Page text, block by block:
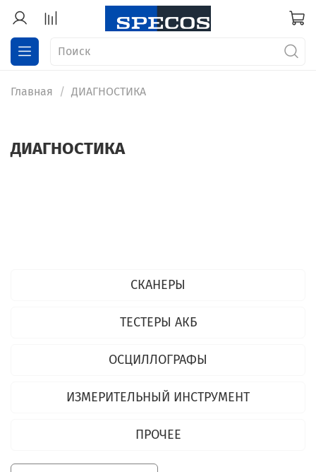
Главная ДИАГНОСТИКА
ДИАГНОСТИКА
СКАНЕРЫ
ТЕСТЕРЫ АКБ
ОСЦИЛЛОГРАФЫ
ИЗМЕРИТЕЛЬНЫЙ ИНСТРУМЕНТ
ПРОЧЕЕ